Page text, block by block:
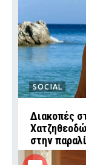
SOCIAL
Διακοπές
στην